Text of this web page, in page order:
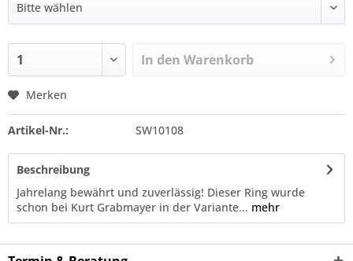
In den Warenkorb
Merken
Artikel-Nr.: SW10108
Beschreibung
Jahrelang bewährt und zuverlässig! Dieser Ring wurde
schon bei Kurt Grabmayer in der Variante... mehr